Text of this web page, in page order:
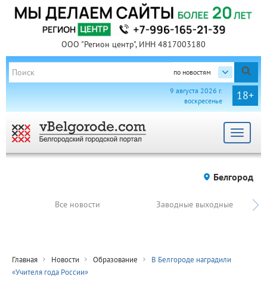
ООО "Регион центр", ИНН 4817003180
по новостям
18+
9 августа 2026 г.
воскресенье
Toggle
Белгород
Все новости Заводные выходные
Главная Новости Образование
В Белгороде наградили
«Учителя года России»